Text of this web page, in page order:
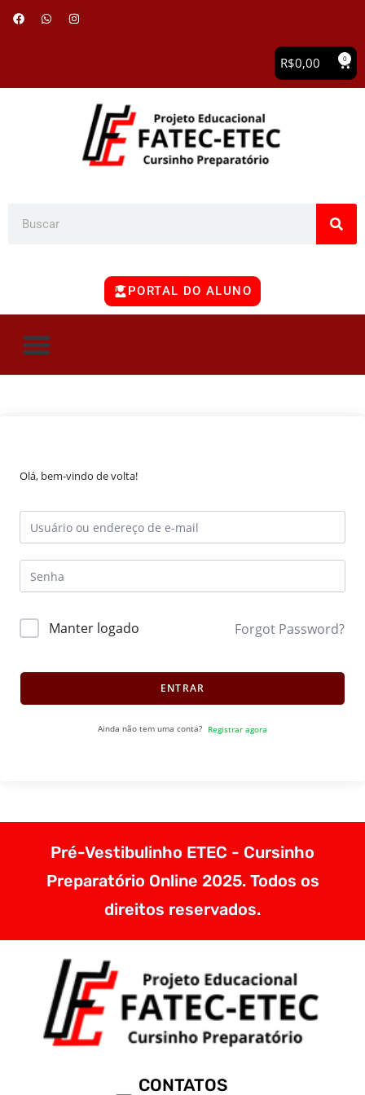
R$0,00 0
PORTAL DO ALUNO
Olá, bem-vindo de volta!
Manter logado Forgot Password?
ENTRAR
Ainda não tem uma conta? Registrar agora
Pré-Vestibulinho ETEC - Cursinho
Preparatório Online 2025. Todos os
direitos reservados.
CONTATOS